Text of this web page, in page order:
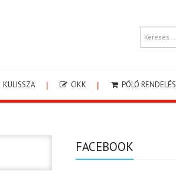
KULISSZA CIKK PÓLÓ RENDELÉS
FACEBOOK